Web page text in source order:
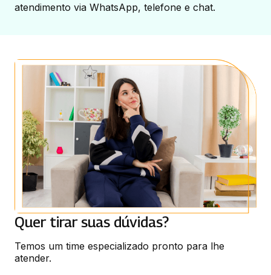
atendimento via WhatsApp, telefone e chat.
Quer tirar suas dúvidas?
Temos um time especializado pronto para lhe
atender.